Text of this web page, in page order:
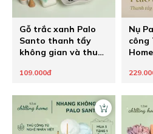
Gỗ trắc xanh Palo
Santo thanh tẩy
không gian và thu
cực
109.000đ
Nụ
công
Peru